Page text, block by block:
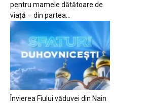
pentru mamele dătătoare de
viață – din partea...
Învierea Fiului văduvei din Nain